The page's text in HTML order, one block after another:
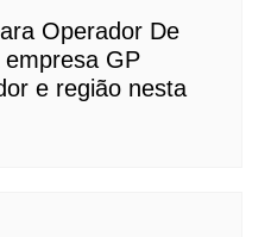
Operador De
GP
e região nesta